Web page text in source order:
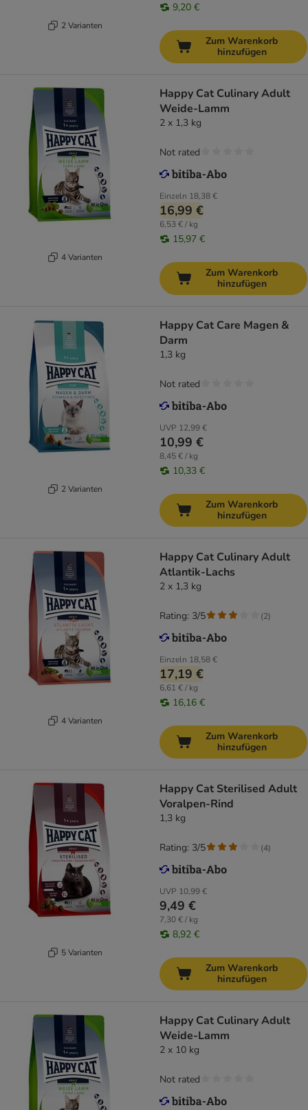
2 Varianten
9,20 €
Zum Warenkorb
hinzufügen
4 Varianten
Happy Cat Culinary Adult
Weide-Lamm
2 x 1,3 kg
Einzeln 18,38 €
16,99 €
6,53 € / kg
15,97 €
Not rated
Zum Warenkorb
hinzufügen
2 Varianten
Happy Cat Care Magen &
Darm
1,3 kg
UVP 12,99 €
10,99 €
8,45 € / kg
10,33 €
Not rated
Zum Warenkorb
hinzufügen
4 Varianten
Happy Cat Culinary Adult
Atlantik-Lachs
2 x 1,3 kg
Einzeln 18,58 €
17,19 €
6,61 € / kg
16,16 €
Rating: 3/5 (2)
Zum Warenkorb
hinzufügen
5 Varianten
Happy Cat Sterilised Adult
Voralpen-Rind
1,3 kg
UVP 10,99 €
9,49 €
7,30 € / kg
8,92 €
Rating: 3/5 (4)
Zum Warenkorb
hinzufügen
Happy Cat Culinary Adult
Weide-Lamm
2 x 10 kg
Not rated